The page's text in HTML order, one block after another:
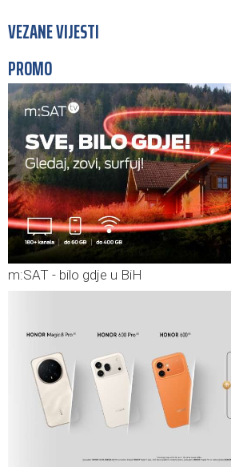
VEZANE VIJESTI
PROMO
m:SAT - bilo gdje u BiH